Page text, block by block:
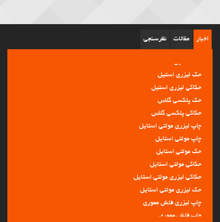
اخبار مقالات نظرسنجی
حک لیزری استیل
حکاکی لیزری استیل
حک پلکسی گلاس
حکاکی پلکسی گلاس
حک مولتی استایل
حکاکی مولتی استایل
حکاکی لیزری مولتی استایل
حک لیزری مولتی استایل